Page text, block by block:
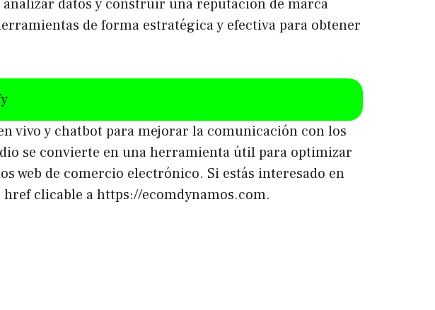
datos y construir una reputación de marca
de forma estratégica y efectiva para obtener
vivo y chatbot para mejorar la comunicación con los
se convierte en una herramienta útil para optimizar
web de comercio electrónico. Si estás interesado en
clicable a https://ecomdynamos.com.